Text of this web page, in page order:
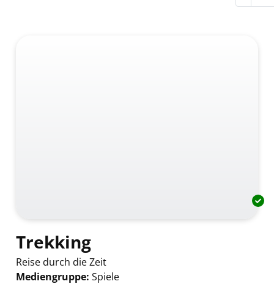
Trekking
Reise durch die Zeit
Mediengruppe: Spiele